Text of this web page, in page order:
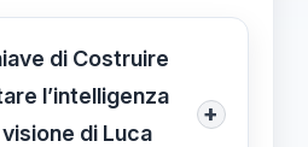
di Costruire
l’intelligenza
di Luca
+